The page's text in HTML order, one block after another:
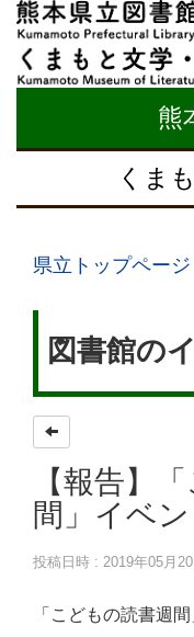
熊
くま
県立トップページ
図書館の
【報告】
間」イベン
投稿日時 : 2019年05月
「こどもの読書週